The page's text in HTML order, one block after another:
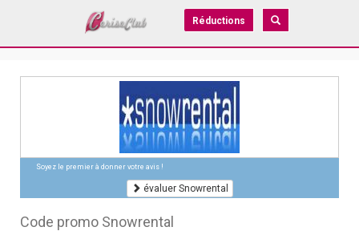
Réductions
Soyez le premier à donner votre avis !
évaluer Snowrental
Code promo Snowrental